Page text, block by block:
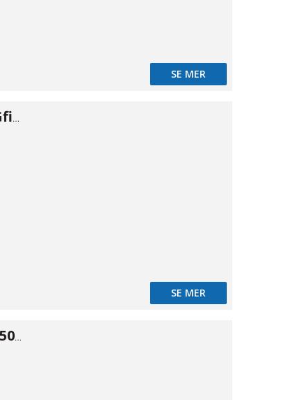
SE MER
Flangeadapter Gfix DN400-390/430
SE MER
Kombiflange DN50/63